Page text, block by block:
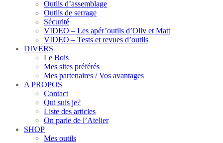
Outils d’assemblage
Outils de serrage
Sécurité
VIDEO – Les apér’outils d’Oliv et Matt
VIDEO – Tests et revues d’outils
DIVERS
Le Bois
Mes sites préférés
Mes partenaires / Vos avantages
A PROPOS
Contact
Qui suis je?
Liste des articles
On parle de l’Atelier
SHOP
Mes outils